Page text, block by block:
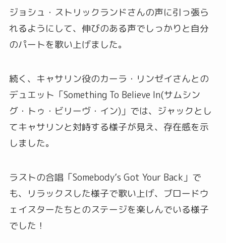
ジョシュ・ストリックランドさんの声に引っ張ら
れるようにして、伸びのある声でしっかりと自分
のパートを歌い上げました。
続く、キャサリン役のカーラ・リンゼイさんとの
デュエット「Something To Believe In(サムシン
グ・トゥ・ビリーヴ・イン)」では、ジャックとし
てキャサリンと対峙する様子が見え、存在感を示
しました。
ラストの合唱「Somebody’s Got Your Back」で
も、リラックスした様子で歌い上げ、ブロードウ
ェイスターたちとのステージを楽しんでいる様子
でした！